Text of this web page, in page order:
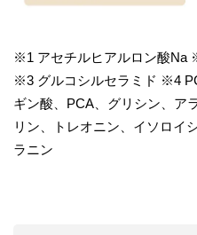
※1 アセチルヒアルロン酸Na
※3 グルコシルセラミド ※4
ギン酸、PCA、グリシン、ア
リン、トレオニン、イソロイ
ラニン